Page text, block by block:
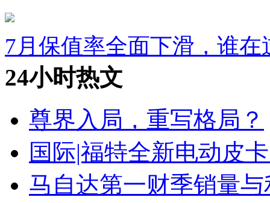
7月保值率全面下滑，谁在
24小时热文
尊界入局，重写格局？
国际|福特全新电动皮
马自达第一财季销量